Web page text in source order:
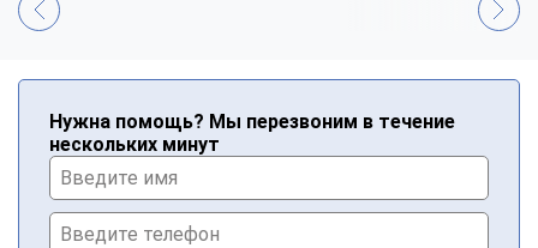
Нужна помощь? Мы перезвоним в течение
нескольких минут